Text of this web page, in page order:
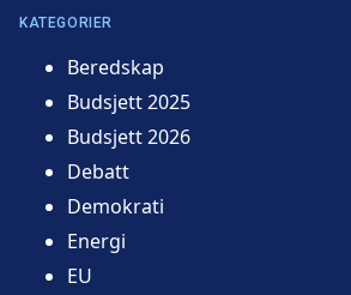
KATEGORIER
Beredskap
Budsjett 2025
Budsjett 2026
Debatt
Demokrati
Energi
EU